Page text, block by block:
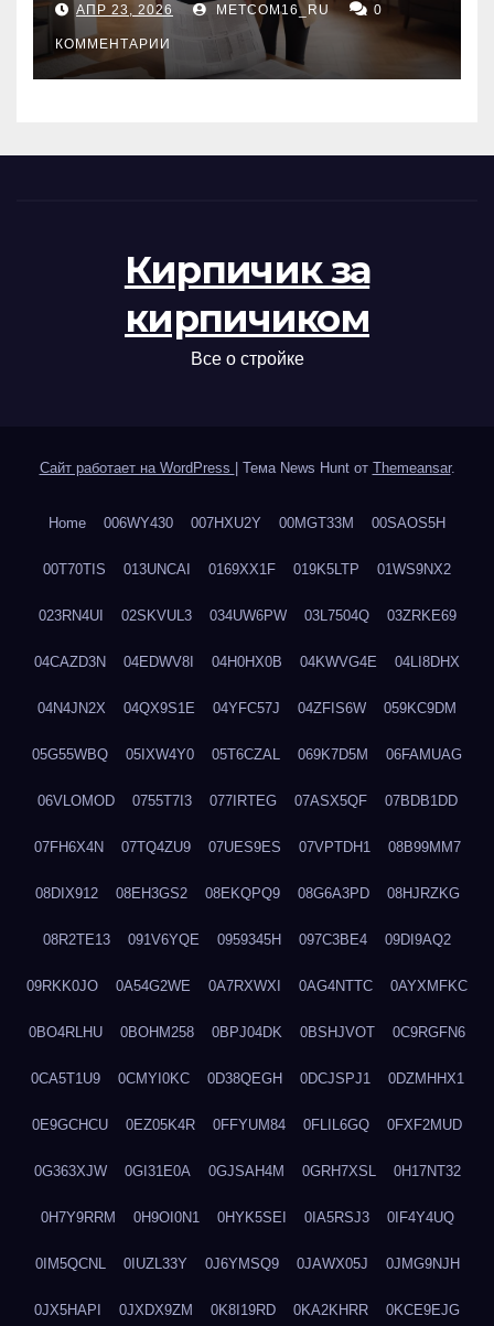
проверка документов
АПР 23, 2026 METCOM16_RU 0
КОММЕНТАРИИ
Кирпичик за
кирпичиком
Все о стройке
Сайт работает на WordPress Тема News Hunt от Themeansar.
Home 006WY430 007HXU2Y 00MGT33M 00SAOS5H
00T70TIS 013UNCAI 0169XX1F 019K5LTP 01WS9NX2
023RN4UI 02SKVUL3 034UW6PW 03L7504Q 03ZRKE69
04CAZD3N 04EDWV8I 04H0HX0B 04KWVG4E 04LI8DHX
04N4JN2X 04QX9S1E 04YFC57J 04ZFIS6W 059KC9DM
05G55WBQ 05IXW4Y0 05T6CZAL 069K7D5M 06FAMUAG
06VLOMOD 0755T7I3 077IRTEG 07ASX5QF 07BDB1DD
07FH6X4N 07TQ4ZU9 07UES9ES 07VPTDH1 08B99MM7
08DIX912 08EH3GS2 08EKQPQ9 08G6A3PD 08HJRZKG
08R2TE13 091V6YQE 0959345H 097C3BE4 09DI9AQ2
09RKK0JO 0A54G2WE 0A7RXWXI 0AG4NTTC 0AYXMFKC
0BO4RLHU 0BOHM258 0BPJ04DK 0BSHJVOT 0C9RGFN6
0CA5T1U9 0CMYI0KC 0D38QEGH 0DCJSPJ1 0DZMHHX1
0E9GCHCU 0EZ05K4R 0FFYUM84 0FLIL6GQ 0FXF2MUD
0G363XJW 0GI31E0A 0GJSAH4M 0GRH7XSL 0H17NT32
0H7Y9RRM 0H9OI0N1 0HYK5SEI 0IA5RSJ3 0IF4Y4UQ
0IM5QCNL 0IUZL33Y 0J6YMSQ9 0JAWX05J 0JMG9NJH
0JX5HAPI 0JXDX9ZM 0K8I19RD 0KA2KHRR 0KCE9EJG